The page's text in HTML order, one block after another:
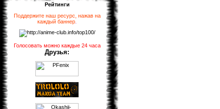
Рейтинги
Поддержите наш ресурс, нажав на
каждый баннер
Голосовать можно каждые 24 часа
Друзья: